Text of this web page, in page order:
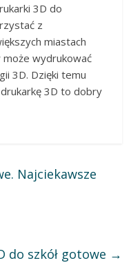
3D do
z
miastach
wydrukować
3D. Dzięki temu
3D to dobry
Najciekawsze
do szkół gotowe →